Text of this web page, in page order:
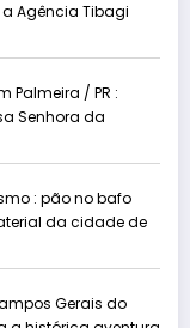
Agência Tibagi
Palmeira / PR :
Senhora da
: pão no bafo
da cidade de
Gerais do